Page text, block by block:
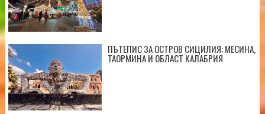
ПЪТЕПИС ЗА ОСТРОВ СИЦИЛИЯ: МЕСИНА,
ТАОРМИНА И ОБЛАСТ КАЛАБРИЯ